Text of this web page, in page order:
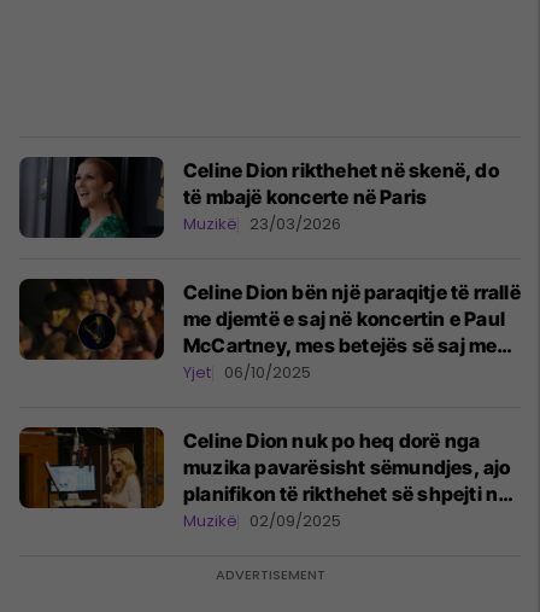
Celine Dion rikthehet në skenë, do
të mbajë koncerte në Paris
Muzikë 23/03/2026
Celine Dion bën një paraqitje të rrallë
me djemtë e saj në koncertin e Paul
McCartney, mes betejës së saj me
sindromën e personit të ngurtë
Yjet 06/10/2025
Celine Dion nuk po heq dorë nga
muzika pavarësisht sëmundjes, ajo
planifikon të rikthehet së shpejti në
skenë
Muzikë 02/09/2025